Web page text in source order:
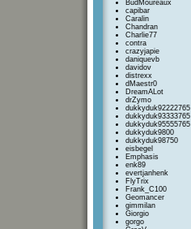
BudMoureaux
capibar
Caralin
Chandran
Charlie77
contra
crazyjapie
daniquevb
davidov
distrexx
dMaestr0
DreamALot
drZymo
dukkyduk92222765
dukkyduk93333765
dukkyduk95555765
dukkyduk9800
dukkyduk98750
eisbegel
Emphasis
enk89
evertjanhenk
FlyTrix
Frank_C100
Geomancer
gimmilan
Giorgio
gorgo